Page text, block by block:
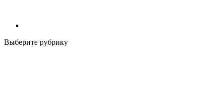
Выберите рубрику